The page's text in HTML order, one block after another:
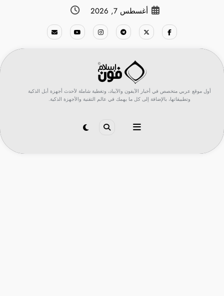
أغسطس 7, 2026
أول موقع عربي متخصص في أخبار الآيفون والآيباد، وتغطية شاملة لأحدث أجهزة أبل الذكية
وتطبيقاتها، بالإضافة إلى كل ما يهمك في عالم التقنية والأجهزة الذكية.